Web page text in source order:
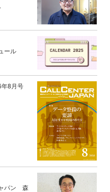
ール
年8月号
パン 森